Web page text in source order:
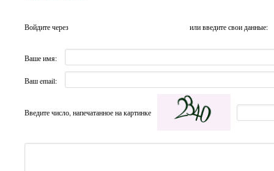
Войдите через или введите свои данные:
Ваше имя:
Ваш email:
Введите число, напечатанное на картинке